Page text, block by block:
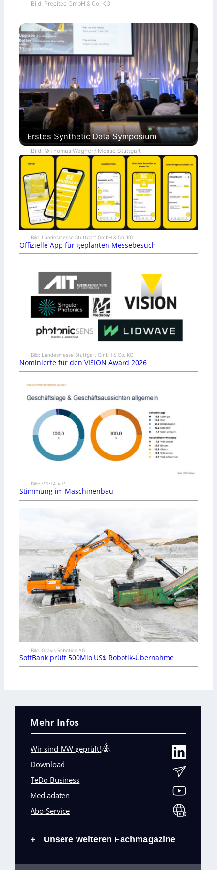
Bild: Precitec GmbH & Co. KG
Erstes Synthetic Data Symposium
Bild: ©Thomas Wagner / Messe Stuttgart
Bild: Landesmesse Stuttgart GmbH & Co. KG
Offizielle App für geplanten Messebesuch
Bild: Landesmesse Stuttgart GmbH & Co. KG
Nominierte für den VISION Award 2026
Bild: VDMA e.V.
Stimmung im Maschinenbau
Bild: Gravis Robotics AG
SoftBank prüft 500Mio.US$ Robotik-Übernahme
Mehr Infos
Wir sind IVW geprüft!
Download
TeDo Business
Mediadaten
Abo-Service
+ Unsere weiteren Fachmagazine